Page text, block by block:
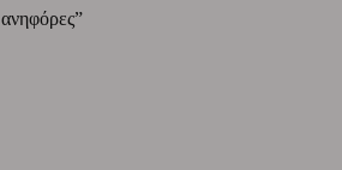
ανηφόρες”